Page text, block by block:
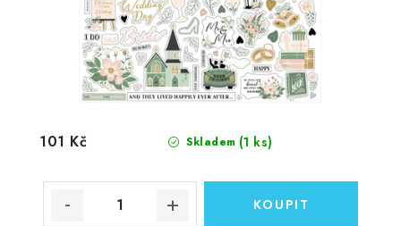
Skladem (1 ks)
101 Kč